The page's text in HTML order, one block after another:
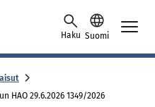
Haku Suomi
HAO 29.6.2026 1349/2026